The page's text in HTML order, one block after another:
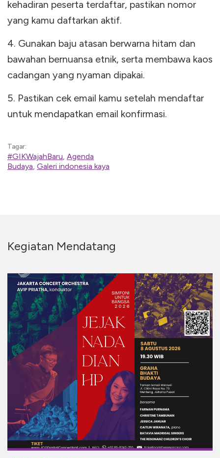
kehadiran peserta terdaftar, pastikan nomor
yang kamu daftarkan aktif.
4. Gunakan baju atasan berwarna hitam dan
bawahan bernuansa etnik, serta membawa kaos
cadangan yang nyaman dipakai.
5. Pastikan cek email kamu setelah mendaftar
untuk mendapatkan email konfirmasi.
Tagar:
#GIKWajahBaru, Agenda
Budaya, Galeri indonesia kaya
Kegiatan Mendatang